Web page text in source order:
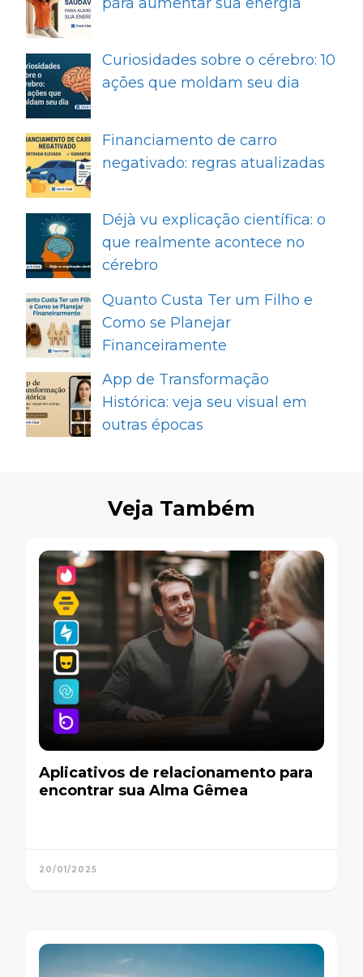
Curiosidades sobre o cérebro: 10
ações que moldam seu dia
Financiamento de carro
negativado: regras atualizadas
Déjà vu explicação científica: o
que realmente acontece no
cérebro
Quanto Custa Ter um Filho e
Como se Planejar
Financeiramente
App de Transformação
Histórica: veja seu visual em
outras épocas
Veja Também
Aplicativos de relacionamento para
encontrar sua Alma Gêmea
20/01/2025